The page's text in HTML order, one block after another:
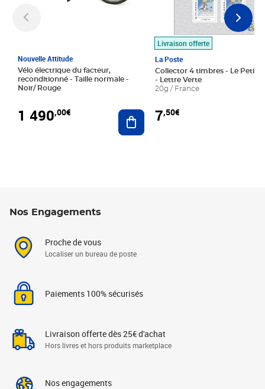
Nouvelle Attitude
Vélo électrique du facteur,
reconditionné - Taille normale -
Noir/ Rouge
1 490,00€ Ajouter au panier
Livraison offerte
La Poste
Collector 4 timbres - Le Petit
- Lettre Verte
20g / France
7,50€
Nos Engagements
Proche de vous
Localiser un bureau de poste
Paiements 100% sécurisés
Livraison offerte dès 25€ d'achat
Hors livres et hors produits marketplace
Nos engagements